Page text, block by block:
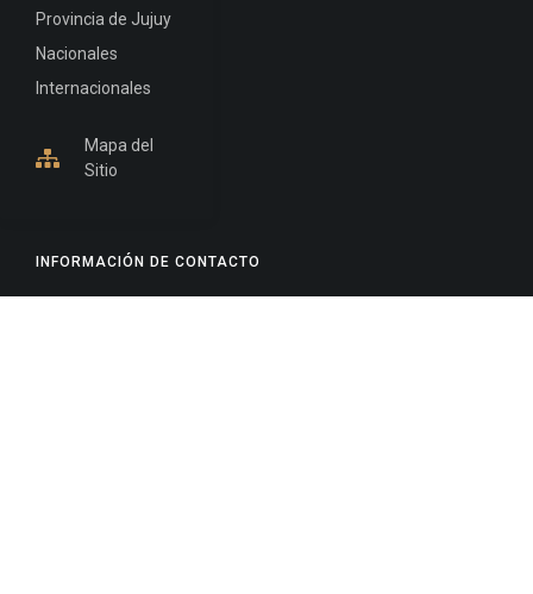
INFORMACIÓN DE CONTACTO
Provincia de Jujuy
Nacionales
Internacionales
Mapa del
Sitio